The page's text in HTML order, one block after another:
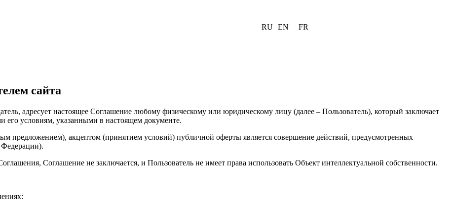
сайта
RU EN FR
адресует настоящее Соглашение любому физическому или юридическому лицу (далее – Пользователь), который заключает
его условиям, указанными в настоящем документе.
предложением), акцептом (принятием условий) публичной оферты является совершение действий, предусмотренных
Федерации).
Соглашение не заключается, и Пользователь не имеет права использовать Объект интеллектуальной собственности.